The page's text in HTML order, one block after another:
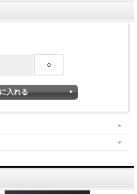
FIN TT
4.45 Area: 15.16
4.45 Area: 15.16 Foil:
○